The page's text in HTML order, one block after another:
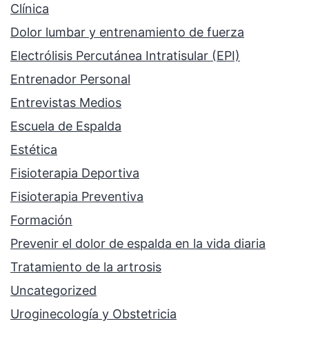
Clínica
Dolor lumbar y entrenamiento de fuerza
Electrólisis Percutánea Intratisular (EPI)
Entrenador Personal
Entrevistas Medios
Escuela de Espalda
Estética
Fisioterapia Deportiva
Fisioterapia Preventiva
Formación
Prevenir el dolor de espalda en la vida diaria
Tratamiento de la artrosis
Uncategorized
Uroginecología y Obstetricia